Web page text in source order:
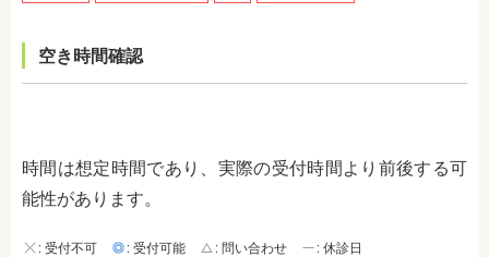
空き時間確認
時間は想定時間であり、実際の受付時間より前後する可
能性があります。
: 受付不可 : 受付可能 : 問い合わせ : 休診日